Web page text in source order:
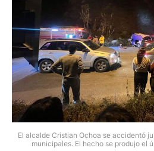
El alcalde Cristian Ochoa se accidentó
municipales. El hecho se produjo el